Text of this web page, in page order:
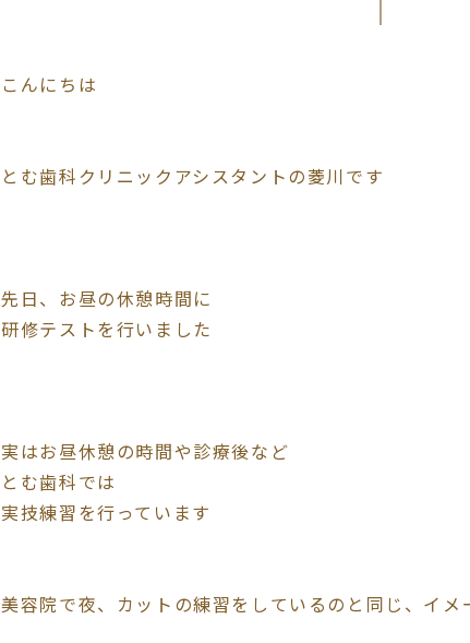
こんにちは
とむ歯科クリニックアシスタントの菱川です
先日、お昼の休憩時間に
研修テストを行いました
実はお昼休憩の時間や診療後など
とむ歯科では
実技練習を行っています
美容院で夜、カットの練習をしているのと同じ、イメ